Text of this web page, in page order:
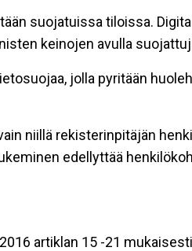
suojatuissa tiloissa.
keinojen avulla
jolla pyritään
niillä rekisterinpitäjän
edellyttää
artiklan 15 -21